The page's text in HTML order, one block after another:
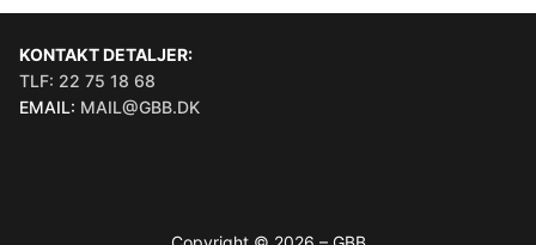
KONTAKT DETALJER:
TLF: 22 75 18 68
EMAIL: MAIL@GBB.DK